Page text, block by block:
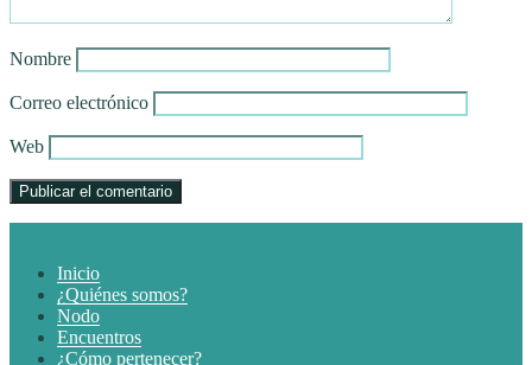
Nombre
Correo electrónico
Web
Inicio
¿Quiénes somos?
Nodo
Encuentros
¿Cómo pertenecer?